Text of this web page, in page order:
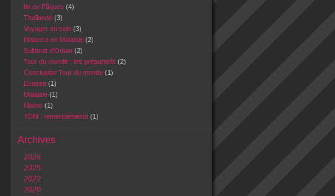
Ile de Pâques (4)
Thailande (3)
Voyager en solo (3)
Malacca en Malaisie (2)
Sultanat d'Oman (2)
Tour du monde : les préparatifs (2)
Conclusion Tour du monde (1)
Ecosse (1)
Malaisie (1)
Maroc (1)
TDM : remerciements (1)
Archives
2026
2025
2022
2020